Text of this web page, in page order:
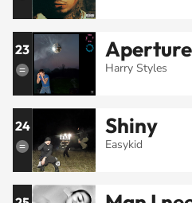
23 Aperture
Harry Styles
24 Shiny
Easykid